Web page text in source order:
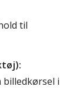
til
billedkørsel i